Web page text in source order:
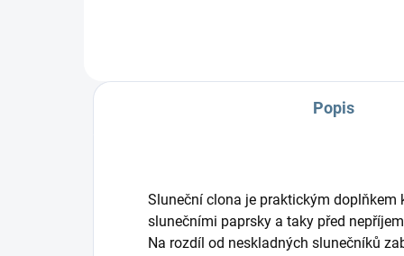
Popis
Sluneční clona je praktickým doplňkem
slunečními paprsky a taky před
Na rozdíl od neskladných slunečníků